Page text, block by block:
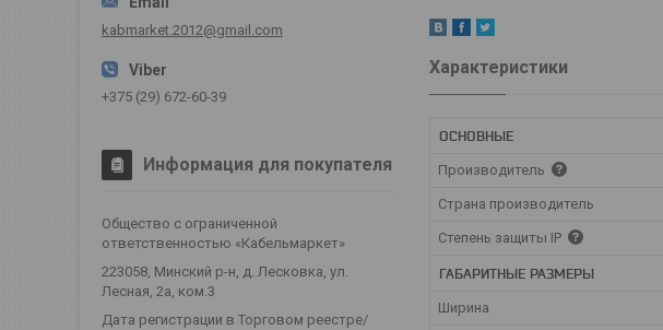
Характеристики
ОСНОВНЫЕ
Производитель
Страна производитель
Степень защиты IP
ГАБАРИТНЫЕ РАЗМЕРЫ
Ширина
kabmarket.2012@gmail.com
+375 (29) 672-60-39
Информация для покупателя
Общество с ограниченной
ответственностью «Кабельмаркет»
223058, Минский р-н, д. Лесковка, ул.
Лесная, 2а, ком.3
Дата регистрации в Торговом реестре/